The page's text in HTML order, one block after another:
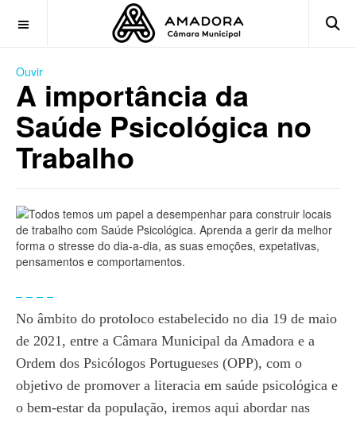
Ouvir
A importância da
Saúde Psicológica no
Trabalho
No âmbito do protoloco estabelecido no dia 19 de maio
de 2021, entre a Câmara Municipal da Amadora e a
Ordem dos Psicólogos Portugueses (OPP), com o
objetivo de promover a literacia em saúde psicológica e
o bem-estar da população, iremos aqui abordar nas